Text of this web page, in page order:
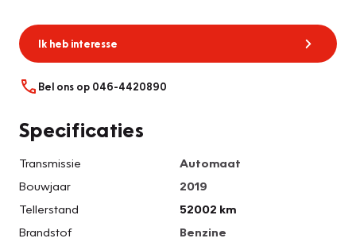
Ik heb interesse
Bel ons op 046-4420890
Specificaties
Transmissie
Automaat
Bouwjaar
2019
Tellerstand
52002 km
Brandstof
Benzine